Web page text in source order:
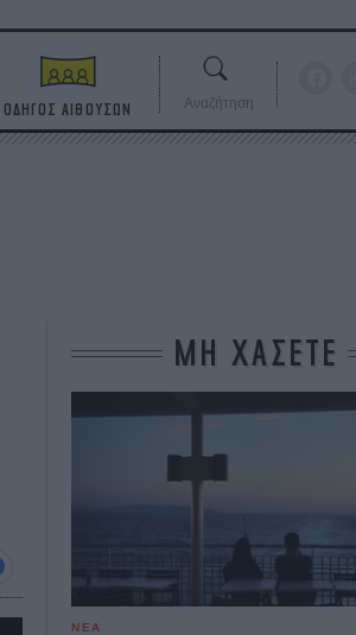
ΟΔΗΓΟΣ ΑΙΘΟΥΣΩΝ Αναζήτηση
ΜΗ ΧΑΣΕΤΕ
ΝΕΑ